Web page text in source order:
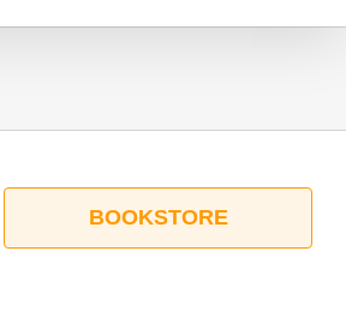
BOOKSTORE